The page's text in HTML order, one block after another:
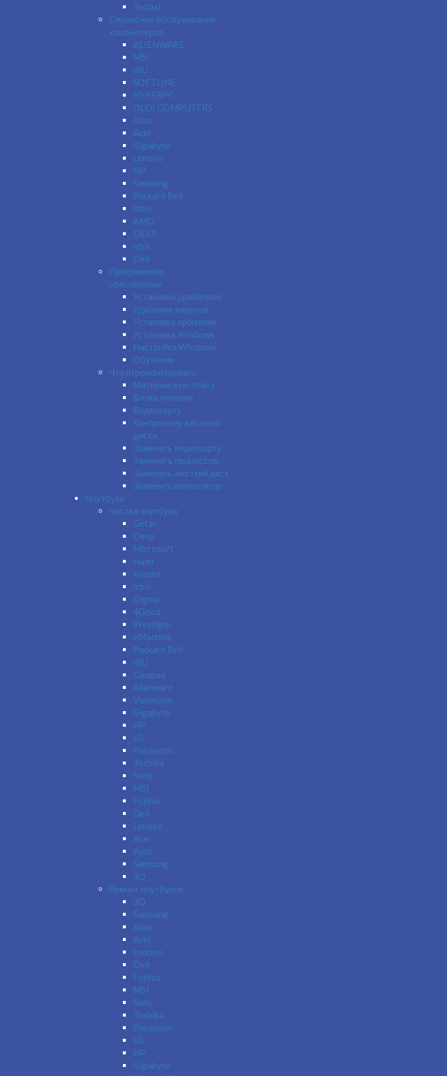
Teclast
Сервисное обслуживание
компьютеров
ALIENWARE
MSI
IRU
SOFTLINE
HYPERPC
OLDI COMPUTERS
Asus
Acer
Gigabyte
Lenovo
HP
Samsung
Packard Bell
Intel
AMD
DEXP
Irbis
Dell
Программное
обеспечение
Установка драйверов
Удаление вирусов
Установка программ
Установка Windows
Настройка Windows
Обучение
Что отремонтировать
Материнскую плату
Блока питания
Видеокарту
Контроллер жёсткого
диска
Заменить видеокарту
Заменить процессор
Заменить жесткий диск
Заменить вентилятор
Ноутбуки
Чистка ноутбука
Getac
Dexp
Microsoft
Haier
Xiaomi
Irbis
Digma
4Good
Prestigio
eMachine
Packard Bell
IRU
Compaq
Alienware
Viewsonic
Gigabyte
HP
LG
Panasonic
Toshiba
Sony
MSI
Fujitsu
Dell
Lenovo
Acer
Asus
Samsung
3Q
Ремонт ноутбуков
3Q
Samsung
Asus
Acer
Lenovo
Dell
Fujitsu
MSI
Sony
Toshiba
Panasonic
LG
HP
Gigabyte